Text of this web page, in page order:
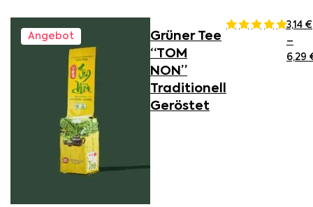
Angebot
Grüner Tee
“TOM
NON”
Traditionell
Geröstet
3,14 €
–
6,29
Dieses Produkt weist mehrere Varianten auf. Die